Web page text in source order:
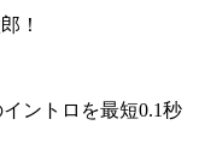
！
ントロを最短0.1秒